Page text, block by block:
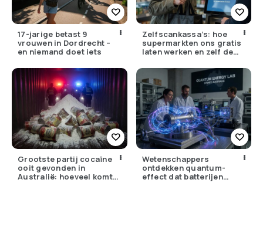
17-jarige betast 9
vrouwen in Dordrecht –
en niemand doet iets
Zelfscankassa’s: hoe
supermarkten ons gratis
laten werken en zelf de
Grootste partij cocaïne
ooit gevonden in
Australië: hoeveel komt
Wetenschappers
ontdekken quantum-
effect dat batterijen